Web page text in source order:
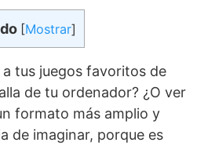
[Mostrar]
a tus juegos favoritos de
de tu ordenador? ¿O ver
formato más amplio y
de imaginar, porque es